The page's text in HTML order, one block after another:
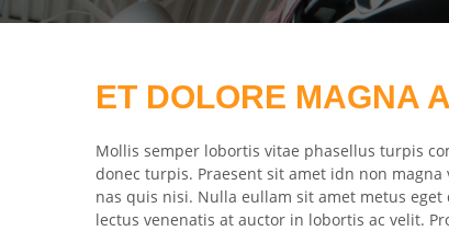
ET DOLORE MAGNA
Mollis semper lobortis vitae phasellus turpis
donec turpis. Praesent sit amet idn non
nas quis nisi. Nulla eullam sit amet metus
lectus venenatis at auctor in lobortis ac velit.